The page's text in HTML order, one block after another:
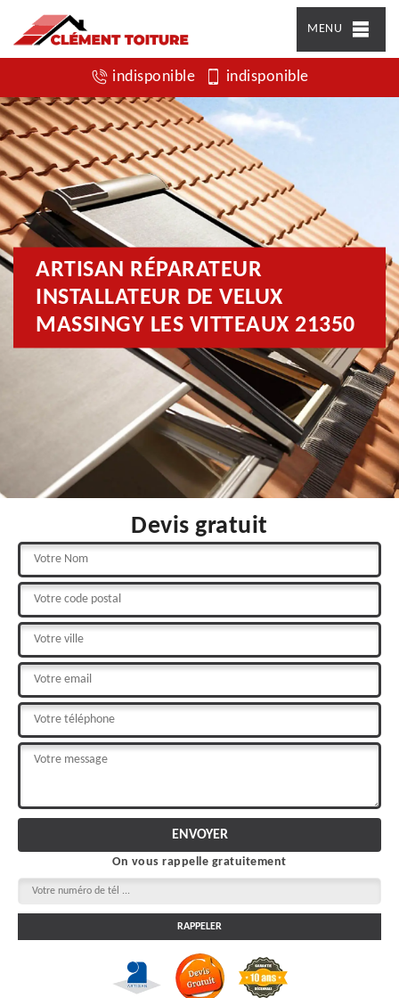
MENU
indisponible indisponible
ARTISAN RÉPARATEUR
INSTALLATEUR DE VELUX
MASSINGY LES VITTEAUX 21350
Devis gratuit
On vous rappelle gratuitement